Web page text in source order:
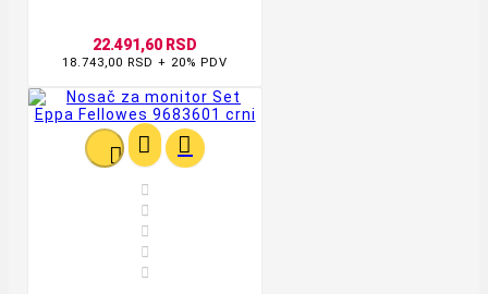
22.491,60 RSD
18.743,00 RSD + 20% PDV
  




